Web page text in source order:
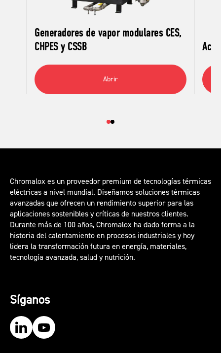
Generadores de vapor modulares CES,
CHPES y CSSB
Abrir
Chromalox es un proveedor premium de tecnologías térmicas
eléctricas a nivel mundial. Diseñamos soluciones térmicas
avanzadas que ofrecen un rendimiento superior para las
aplicaciones sostenibles y críticas de nuestros clientes.
Durante más de 100 años, Chromalox ha dado forma a la
historia del calentamiento en procesos industriales y hoy
lidera la transformación futura en energía, materiales,
tecnología avanzada, salud y nutrición.
Síganos
Our LinkedIn Our YouTube